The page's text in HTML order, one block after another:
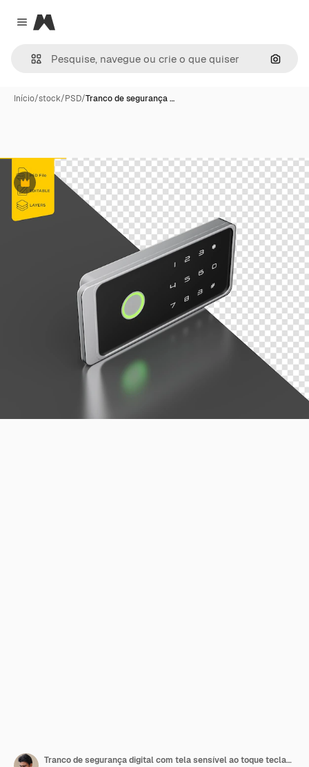
Close menu
Magnific
Início/stock/PSD/Tranco de segurança …
Premium
Tranco de segurança digital com tela sensível ao toque teclado numérico indicador verde para acesso seguro ilustração 3d